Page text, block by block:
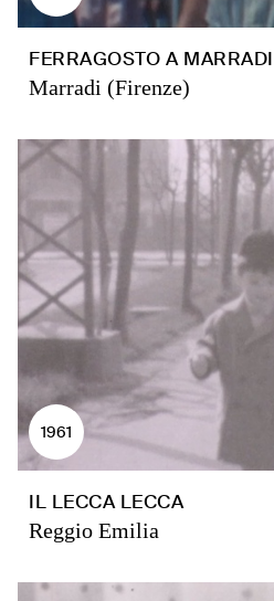
FERRAGOSTO A MARRADI
Marradi (Firenze)
1961
IL LECCA LECCA
Reggio Emilia